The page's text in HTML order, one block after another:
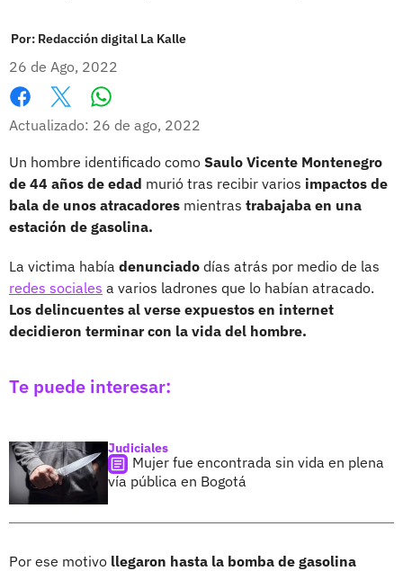
Por: Redacción digital La Kalle
26 de Ago, 2022
Facebook
X
Actualizado: 26 de ago, 2022
Un hombre identificado como Saulo Vicente Montenegro
de 44 años de edad murió tras recibir varios impactos de
bala de unos atracadores mientras trabajaba en una
estación de gasolina.
La victima había denunciado días atrás por medio de las
redes sociales a varios ladrones que lo habían atracado.
Los delincuentes al verse expuestos en internet
decidieron terminar con la vida del hombre.
Te puede interesar:
Judiciales
Mujer fue encontrada sin vida en plena
vía pública en Bogotá
Por ese motivo llegaron hasta la bomba de gasolina